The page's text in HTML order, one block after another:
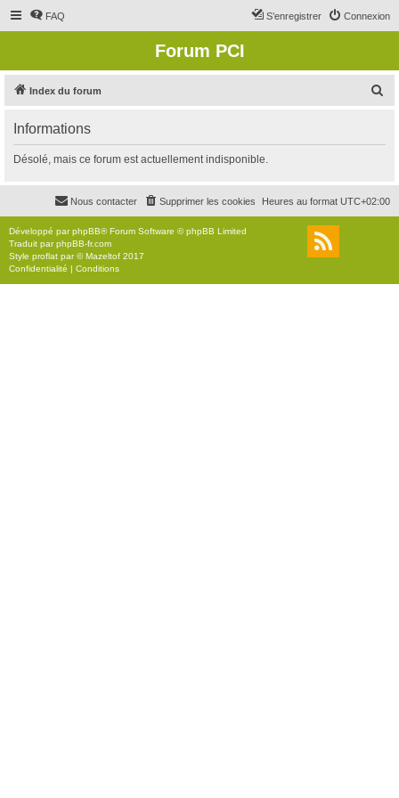
FAQ Connexion
S’enregistrer
Forum PCI
Index du forum
r
c
r
Informations
Désolé, mais ce forum est actuellement indisponible.
Heures au format UTC+02:00
Supprimer les cookies
Nous contacter
Développé parphpBB® Forum Software © phpBB Limited
Traduit parphpBB-fr.com
Style proflat par ©Mazeltof 2017
Confidentialité | Conditions